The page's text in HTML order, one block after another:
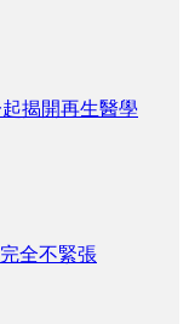
揭開再生醫學
全不緊張